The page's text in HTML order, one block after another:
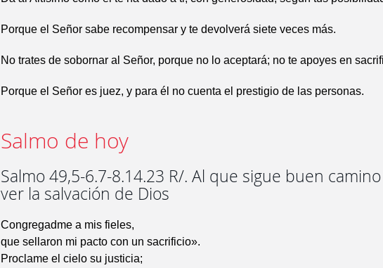
Porque el Señor sabe recompensar y te devolverá siete veces más.
No trates de sobornar al Señor, porque no lo aceptará; no te apoyes en
Porque el Señor es juez, y para él no cuenta el prestigio de las personas.
Salmo de hoy
Salmo 49,5-6.7-8.14.23 R/. Al que sigue buen
ver la salvación de Dios
Congregadme a mis fieles,
que sellaron mi pacto con un sacrificio».
Proclame el cielo su justicia;